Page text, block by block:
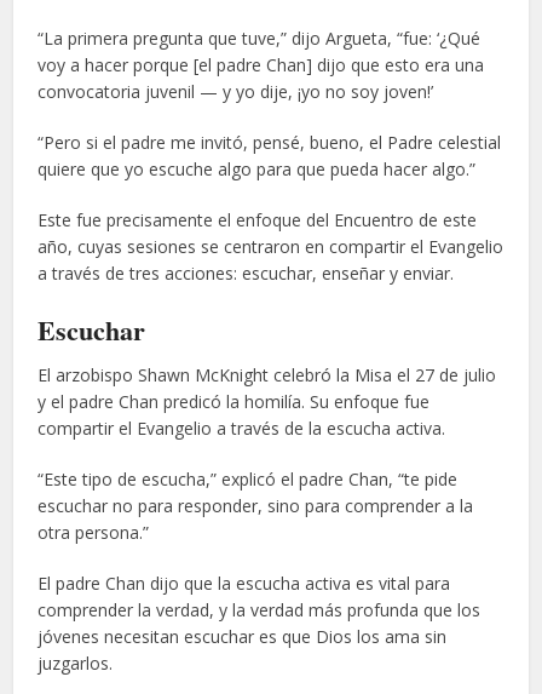
“La primera pregunta que tuve,” dijo Argueta, “fue: ‘¿Qué
voy a hacer porque [el padre Chan] dijo que esto era una
convocatoria juvenil — y yo dije, ¡yo no soy joven!’
“Pero si el padre me invitó, pensé, bueno, el Padre celestial
quiere que yo escuche algo para que pueda hacer algo.”
Este fue precisamente el enfoque del Encuentro de este
año, cuyas sesiones se centraron en compartir el Evangelio
a través de tres acciones: escuchar, enseñar y enviar.
Escuchar
El arzobispo Shawn McKnight celebró la Misa el 27 de julio
y el padre Chan predicó la homilía. Su enfoque fue
compartir el Evangelio a través de la escucha activa.
“Este tipo de escucha,” explicó el padre Chan, “te pide
escuchar no para responder, sino para comprender a la
otra persona.”
El padre Chan dijo que la escucha activa es vital para
comprender la verdad, y la verdad más profunda que los
jóvenes necesitan escuchar es que Dios los ama sin
juzgarlos.